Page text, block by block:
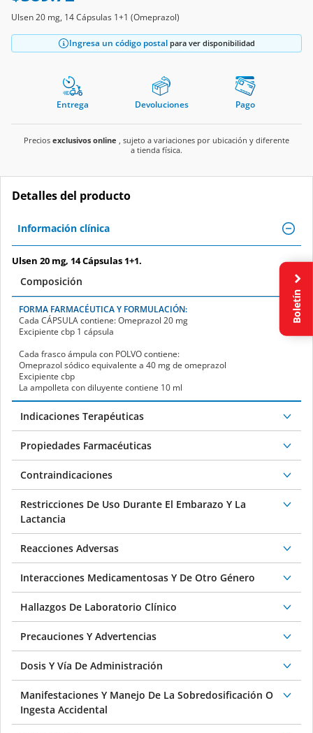
Ulsen 20 mg, 14 Cápsulas 1+1 (Omeprazol)
Ingresa un código postal para ver disponibilidad
Entrega Devoluciones Pago
Precios exclusivos online , sujeto a variaciones por ubicación y diferente
a tienda física.
Detalles del producto
Información clínica
Ulsen 20 mg, 14 Cápsulas 1+1.
Composición
FORMA FARMACÉUTICA Y FORMULACIÓN:
Cada CÁPSULAcontiene:Omeprazol 20 mg
Excipiente cbp 1 cápsula
Cada frasco ámpula con POLVOcontiene:
Omeprazol sódico equivalente a 40 mg de omeprazol
Excipiente cbp
La ampolleta con diluyente contiene 10 ml
Indicaciones Terapéuticas
Propiedades Farmacéuticas
Contraindicaciones
Restricciones De Uso Durante El Embarazo Y La
Lactancia
Reacciones Adversas
Interacciones Medicamentosas Y De Otro Género
Hallazgos De Laboratorio Clínico
Precauciones Y Advertencias
Dosis Y Vía De Administración
Manifestaciones Y Manejo De La Sobredosificación O
Ingesta Accidental
Boletín